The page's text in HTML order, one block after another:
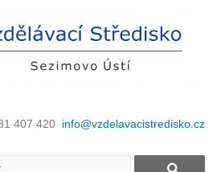
407 420 info@vzdelavacistredisko.cz